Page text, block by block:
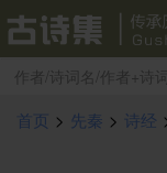
首页 > 先秦 > 诗经